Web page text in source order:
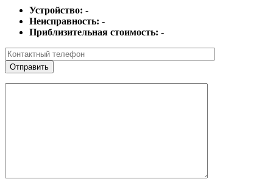
Устройство: -
Неисправность: -
Приблизительная стоимость: -